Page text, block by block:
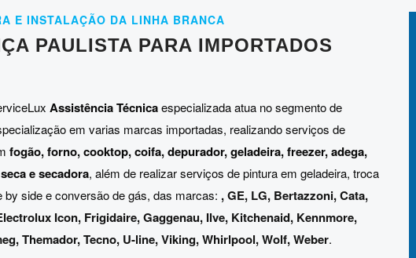
E INSTALAÇÃO DA LINHA BRANCA
PAULISTA PARA IMPORTADOS
Assistência Técnicaespecializada atua no segmento de
em varias marcas importadas, realizando serviços de
fogão, forno, cooktop, coifa, depurador, geladeira, freezer, adega,
e secadora, além de realizar serviços de pintura em geladeira, troca
side e conversão de gás, das marcas: ,GE, LG, Bertazzoni,Cata,
Icon, Frigidaire,Gaggenau, Ilve, Kitchenaid, Kennmore,
,Themador,Tecno, U-line,Viking,Whirlpool,Wolf,Weber.